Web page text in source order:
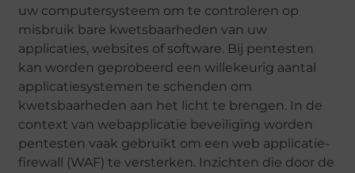
uw computersysteem om te controleren op
misbruik bare kwetsbaarheden van uw
applicaties, websites of software. Bij pentesten
kan worden geprobeerd een willekeurig aantal
applicatiesystemen te schenden om
kwetsbaarheden aan het licht te brengen. In de
context van webapplicatie beveiliging worden
pentesten vaak gebruikt om een ​​web applicatie-
firewall (WAF) te versterken. Inzichten die door de